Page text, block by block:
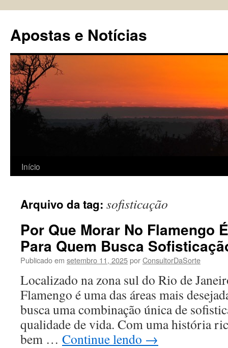
conteúdo
Apostas e Notícias
Início
Arquivo da tag: sofisticação
Por Que Morar No Flamengo
Para Quem Busca
Publicado em setembro 11, 2025porConsultorDaSorte
Localizado na zona sul do Rio de
Flamengo é uma das áreas mais
busca uma combinação única de
qualidade de vida. Com uma história
bem … Continue lendo →